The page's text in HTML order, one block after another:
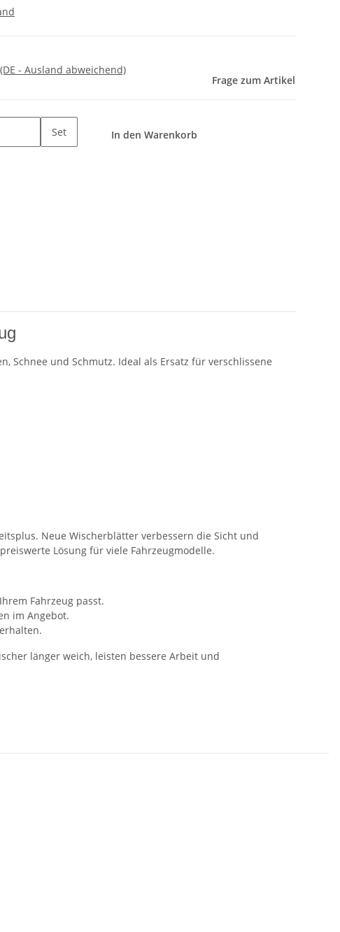
(DE - Ausland abweichend)
Frage zum Artikel
Set In den Warenkorb
Schnee und Schmutz. Ideal als Ersatz für verschlissene
Neue Wischerblätter verbessern die Sicht und
Lösung für viele Fahrzeugmodelle.
Fahrzeug passt.
im Angebot.
länger weich, leisten bessere Arbeit und